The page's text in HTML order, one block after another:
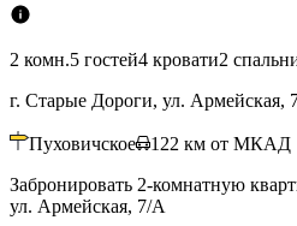
2 комн.5 гостей4 кровати2
г. Старые Дороги, ул. Армейская,
Пуховичское 122 км от МКАД
Забронировать 2-комнатную
ул. Армейская, 7/А